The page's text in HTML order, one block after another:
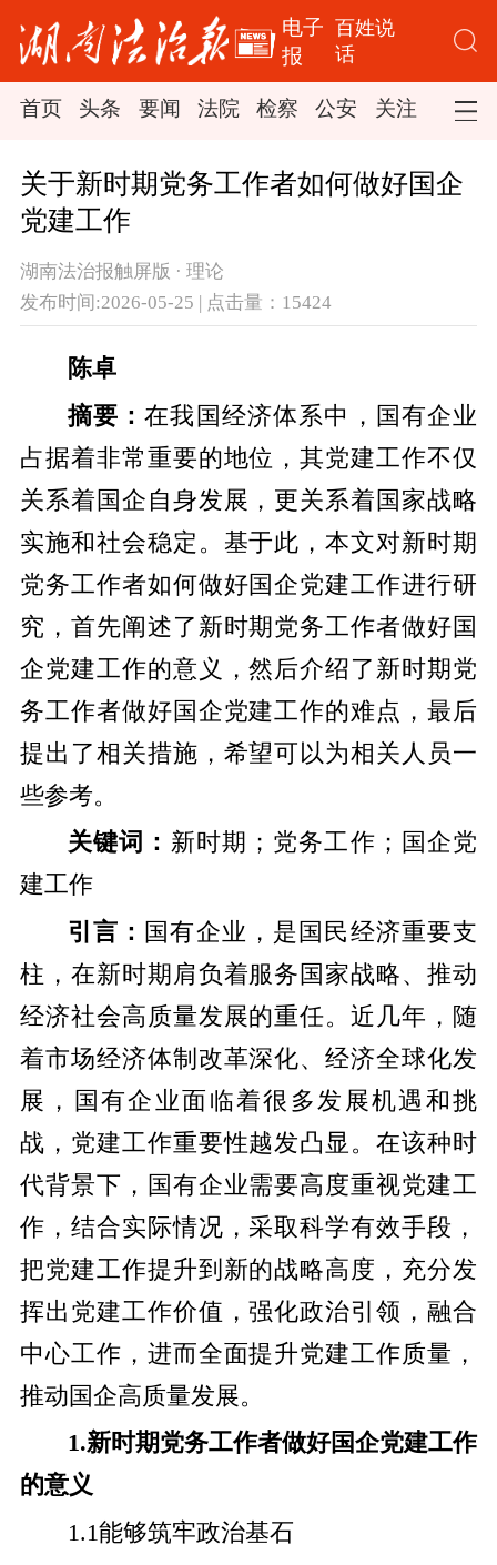
电子
报
百姓说
话
首页 头条 要闻 法院 检察 公安 关注 司法
关于新时期党务工作者如何做好国企
党建工作
湖南法治报触屏版 · 理论
发布时间:2026-05-25 | 点击量：15424
陈卓
摘要：在我国经济体系中，国有企业
占据着非常重要的地位，其党建工作不仅
关系着国企自身发展，更关系着国家战略
实施和社会稳定。基于此，本文对新时期
党务工作者如何做好国企党建工作进行研
究，首先阐述了新时期党务工作者做好国
企党建工作的意义，然后介绍了新时期党
务工作者做好国企党建工作的难点，最后
提出了相关措施，希望可以为相关人员一
些参考。
关键词： 新时期；党务工作；国企党
建工作
引言： 国有企业，是国民经济重要支
柱，在新时期肩负着服务国家战略、推动
经济社会高质量发展的重任。近几年，随
着市场经济体制改革深化、经济全球化发
展，国有企业面临着很多发展机遇和挑
战，党建工作重要性越发凸显。在该种时
代背景下，国有企业需要高度重视党建工
作，结合实际情况，采取科学有效手段，
把党建工作提升到新的战略高度，充分发
挥出党建工作价值，强化政治引领，融合
中心工作，进而全面提升党建工作质量，
推动国企高质量发展。
1.新时期党务工作者做好国企党建工作
的意义
1.1能够筑牢政治基石